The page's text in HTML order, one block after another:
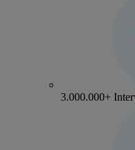
3.000.000+